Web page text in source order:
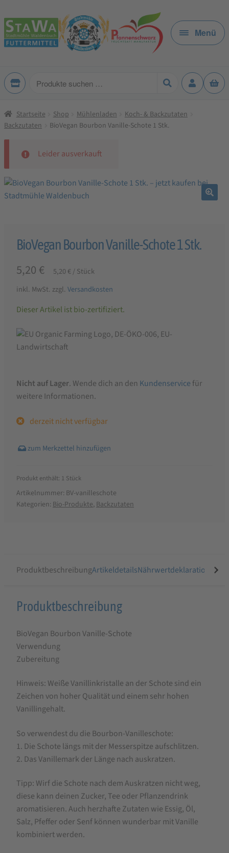
Zur
Navigation
springen
Zum
Inhalt
springen
Menü
Produkte
Startseite Shop Mühlenladen
Koch- & Backzutaten
Backzutaten
BioVegan Bourbon Vanille-Schote 1 Stk.
Leider ausverkauft
BioVegan Bourbon Vanille-Schote 1 Stk.
5,20 € 5,20 €/Stück
inkl. MwSt. zzgl. Versandkosten
Dieser Artikel ist bio-zertifiziert.
Nicht auf Lager. Wende dich an den Kundenservice für
weitere Informationen.
derzeit nicht verfügbar
Produkt enthält: 1 Stück
Artikelnummer: BV-vanilleschote
Kategorien: Bio-Produkte, Backzutaten
ProduktbeschreibungArtikeldetailsNährwertdeklaration
Produktbeschreibung
BioVegan
Bourbon
Schote
1
Stk.
Produktbeschreibung
BioVegan Bourbon Vanille-Schote
Verwendung
Zubereitung
Hinweis: Weiße Vanillinkristalle an der Schote sind ein
Zeichen von hoher Qualität und einem sehr hohen
Vanillingehalt.
So verwendest du die Bourbon-Vanilleschote:
1. Die Schote längs mit der Messerspitze aufschlitzen.
2. Das Vanillemark der Länge nach auskratzen.
Tipp: Wirf die Schote nach dem Auskratzen nicht weg,
diese kann deinen Zucker, Tee oder Pflanzendrink
aromatisieren. Auch herzhafte Zutaten wie Essig, Öl,
Salz, Pfeffer oder Senf können wunderbar mit Vanille
kombiniert werden.